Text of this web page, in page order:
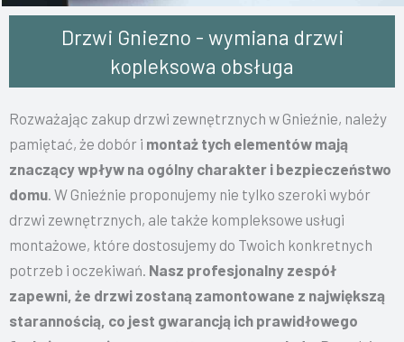
Drzwi Gniezno - wymiana drzwi
kopleksowa obsługa
Rozważając zakup drzwi zewnętrznych w Gnieźnie, należy
pamiętać, że dobór i montaż tych elementów mają
znaczący wpływ na ogólny charakter i bezpieczeństwo
domu. W Gnieźnie proponujemy nie tylko szeroki wybór
drzwi zewnętrznych, ale także kompleksowe usługi
montażowe, które dostosujemy do Twoich konkretnych
potrzeb i oczekiwań. Nasz profesjonalny zespół
zapewni, że drzwi zostaną zamontowane z największą
starannością, co jest gwarancją ich prawidłowego